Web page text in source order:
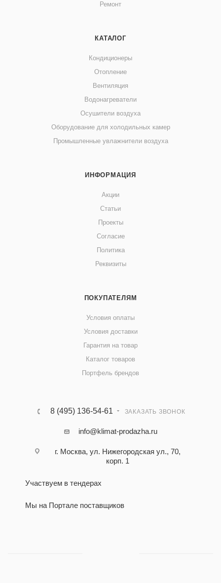
Ремонт
КАТАЛОГ
Кондиционеры
Отопление
Вентиляция
Водонагреватели
Осушители воздуха
Оборудование для холодильных камер
Промышленные увлажнители воздуха
ИНФОРМАЦИЯ
Акции
Статьи
Проекты
Согласие
Политика
Реквизиты
ПОКУПАТЕЛЯМ
Условия оплаты
Условия доставки
Гарантия на товар
Каталог товаров
Портфель брендов
8 (495) 136-54-61 ЗАКАЗАТЬ ЗВОНОК
info@klimat-prodazha.ru
г. Москва, ул. Нижегородская ул., 70,
корп. 1
Участвуем в тендерах
Мы на Портале поставщиков